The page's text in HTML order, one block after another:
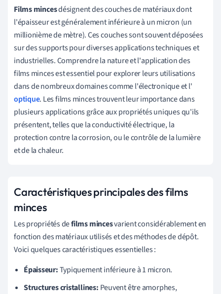
Films mincesdésignent des couches de matériaux dont
l'épaisseur est généralement inférieure à un micron (un
millionième de mètre). Ces couches sont souvent déposées
sur des supports pour diverses applications techniques et
industrielles. Comprendre la nature et l'application des
films minces est essentiel pour explorer leurs utilisations
dans de nombreux domaines comme l'électronique et l'
optique. Les films minces trouvent leur importance dans
plusieurs applications grâce aux propriétés uniques qu'ils
présentent, telles que la conductivité électrique, la
protection contre la corrosion, ou le contrôle de la lumière
et de la chaleur.
Caractéristiques principales des films
minces
Les propriétés defilms mincesvarient considérablement en
fonction des matériaux utilisés et des méthodes de dépôt.
Voici quelques caractéristiques essentielles :
Épaisseur:Typiquement inférieure à 1 micron.
Structures cristallines: Peuvent être amorphes,